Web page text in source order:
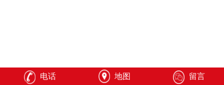
电话 地图 留言